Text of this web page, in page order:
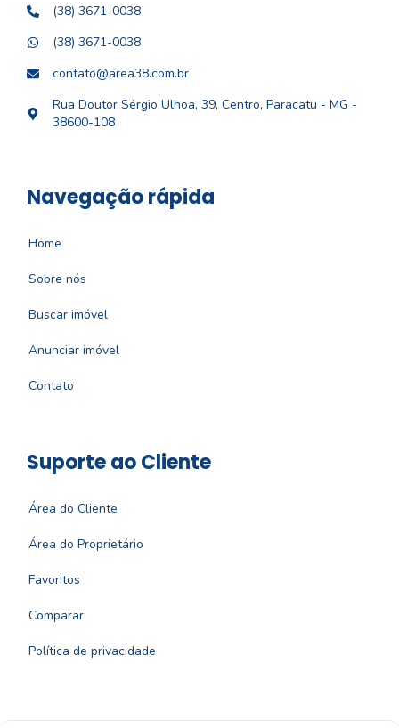
(38) 3671-0038
(38) 3671-0038
contato@area38.com.br
Rua Doutor Sérgio Ulhoa, 39, Centro, Paracatu - MG -
38600-108
Navegação rápida
Home
Sobre nós
Buscar imóvel
Anunciar imóvel
Contato
Suporte ao Cliente
Área do Cliente
Área do Proprietário
Favoritos
Comparar
Política de privacidade